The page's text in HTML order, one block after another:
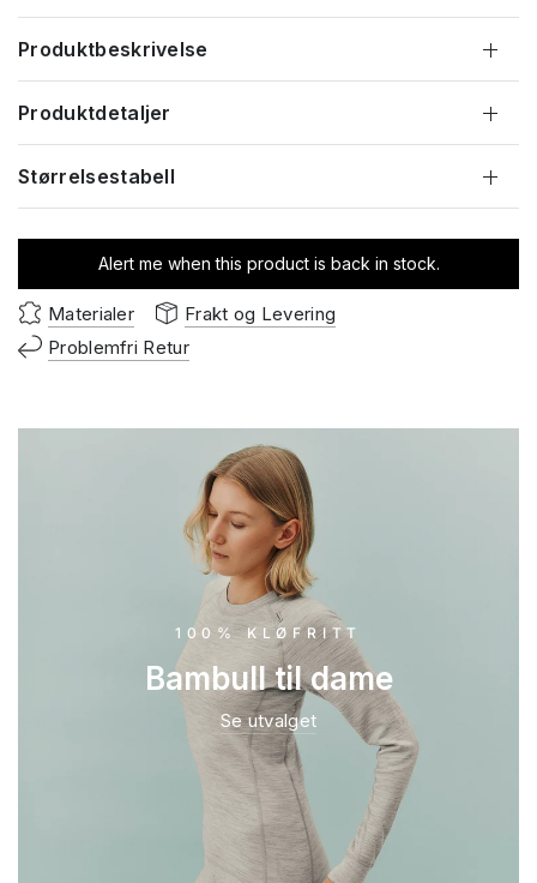
Produktbeskrivelse
Produktdetaljer
Størrelsestabell
Alert me when this product is back in stock.
Materialer
Frakt og Levering
Problemfri Retur
100% KLØFRITT
Bambull til dame
Se utvalget